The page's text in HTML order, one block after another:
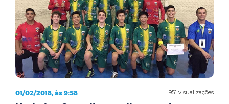
951 visualizações
01/02/2018, às 9:58